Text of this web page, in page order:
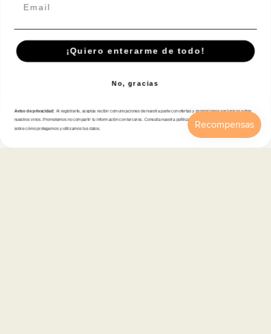
Suscríbete A Nuestra Newsletter
Tienda
Atención al cliente
Cuenta Carrito
¡Quiero enterarme de todo!
No, gracias
Aviso de privacidad: Al registrarte, aceptas recibir comunicaciones de nuestra parte con ofertas y promociones exclusivas sobre
nuestros vinos. Prometemos no compartir tu información con terceros. Consulta nuestra política de privacidad para más detalles
sobre cómo protegemos y utilizamos tus datos.